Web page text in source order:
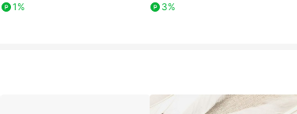
1%
3%